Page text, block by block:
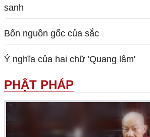
sanh
Bốn nguồn gốc của sắc
Ý nghĩa của hai chữ 'Quang lâm'
PHẬT PHÁP